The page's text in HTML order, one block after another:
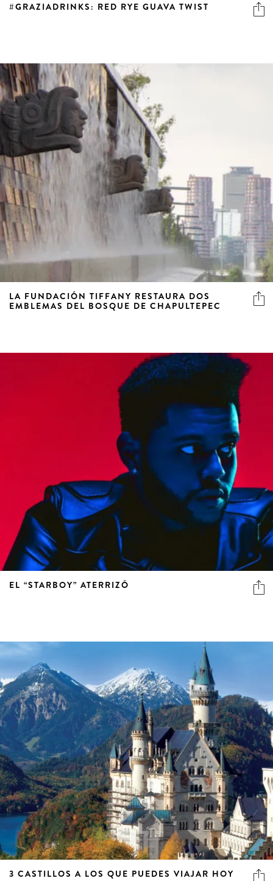
#GRAZIADRINKS: RED RYE GUAVA TWIST
LA FUNDACIÓN TIFFANY RESTAURA DOS
EMBLEMAS DEL BOSQUE DE CHAPULTEPEC
EL “STARBOY” ATERRIZÓ
3 CASTILLOS A LOS QUE PUEDES VIAJAR HOY